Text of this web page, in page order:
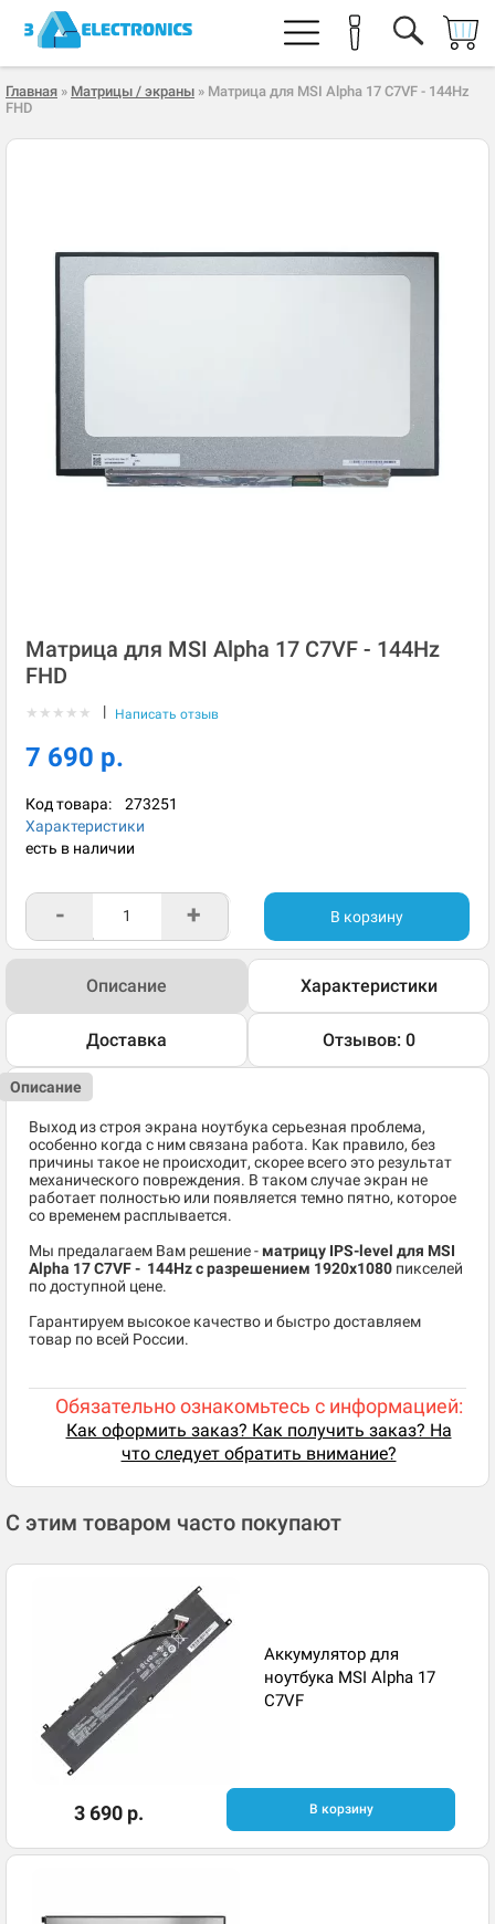
Главная » Матрицы / экраны » Матрица для MSI Alpha 17 C7VF - 144Hz
FHD
Матрица для MSI Alpha 17 C7VF - 144Hz
FHD
★ ★ ★ ★ ★ | Написать отзыв
7 690 р.
Код товара: 273251
Характеристики
есть в наличии
- + В корзину
Описание Характеристики
Доставка Отзывов: 0
Описание
Выход из строя экрана ноутбука серьезная проблема,
особенно когда с ним связана работа. Как правило, без
причины такое не происходит, скорее всего это результат
механического повреждения. В таком случае экран не
работает полностью или появляется темно пятно, которое
со временем расплывается.
Мы предалагаем Вам решение - матрицу IPS-level для MSI
Alpha 17 C7VF- 144Hz c разрешением 1920x1080 пикселей
по доступной цене.
Гарантируем высокое качество и быстро доставляем
товар по всей России.
Обязательно ознакомьтесь с информацией:
Как оформить заказ? Как получить заказ? На
что следует обратить внимание?
С этим товаром часто покупают
Аккумулятор для
ноутбука MSI Alpha 17
C7VF
3 690 р. В корзину